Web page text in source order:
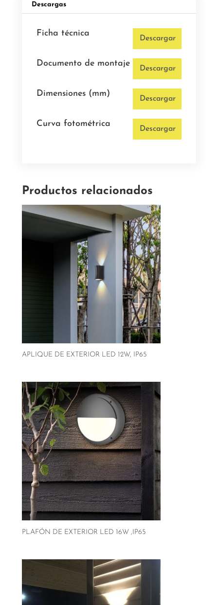
Descargas
Ficha técnica
Descargar
Documento de montaje
Descargar
Dimensiones (mm)
Descargar
Curva fotométrica
Descargar
Productos relacionados
APLIQUE DE EXTERIOR LED 12W, IP65
PLAFÓN DE EXTERIOR LED 16W ,IP65